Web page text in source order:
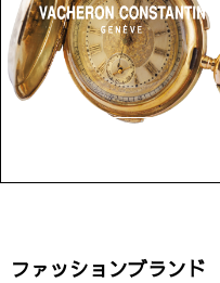
ファッションブランド